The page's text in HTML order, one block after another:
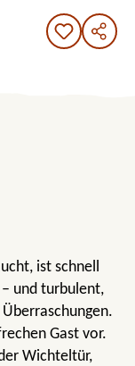
ist schnell
und turbulent,
Gast vor.
Wichteltür,